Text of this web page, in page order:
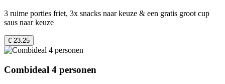
3 ruime porties friet, 3x snacks naar keuze & een gratis groot cup
saus naar keuze
€ 23.25
Combideal 4 personen